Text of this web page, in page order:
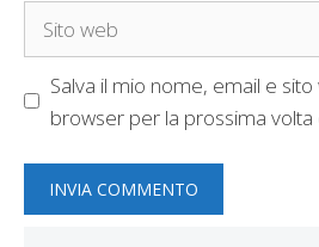
Sito
Salva il mio nome, email e
browser per la prossima